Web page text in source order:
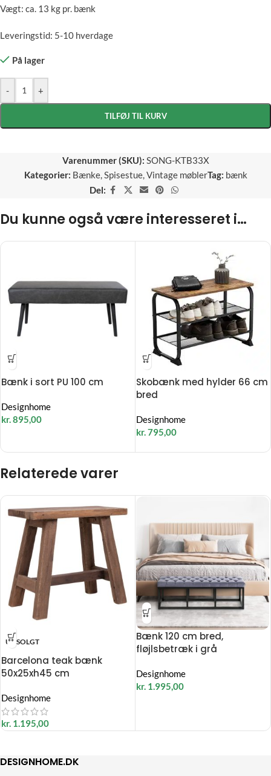
Vægt: ca. 13 kg pr. bænk
Leveringstid: 5-10 hverdage
På lager
- +
TILFØJ TIL KURV
Varenummer (SKU): SONG-KTB33X
Kategorier: Bænke, Spisestue, Vintage møblerTag: bænk
Del:
Du kunne også være interesseret i…
Bænk i sort PU 100 cm
Designhome
kr. 895,00
Skobænk med hylder 66 cm
bred
Designhome
kr. 795,00
Relaterede varer
UDSOLGT
Barcelona teak bænk
50x25xh45 cm
Designhome
kr. 1.195,00
Bænk 120 cm bred,
fløjlsbetræk i grå
Designhome
kr. 1.995,00
DESIGNHOME.DK